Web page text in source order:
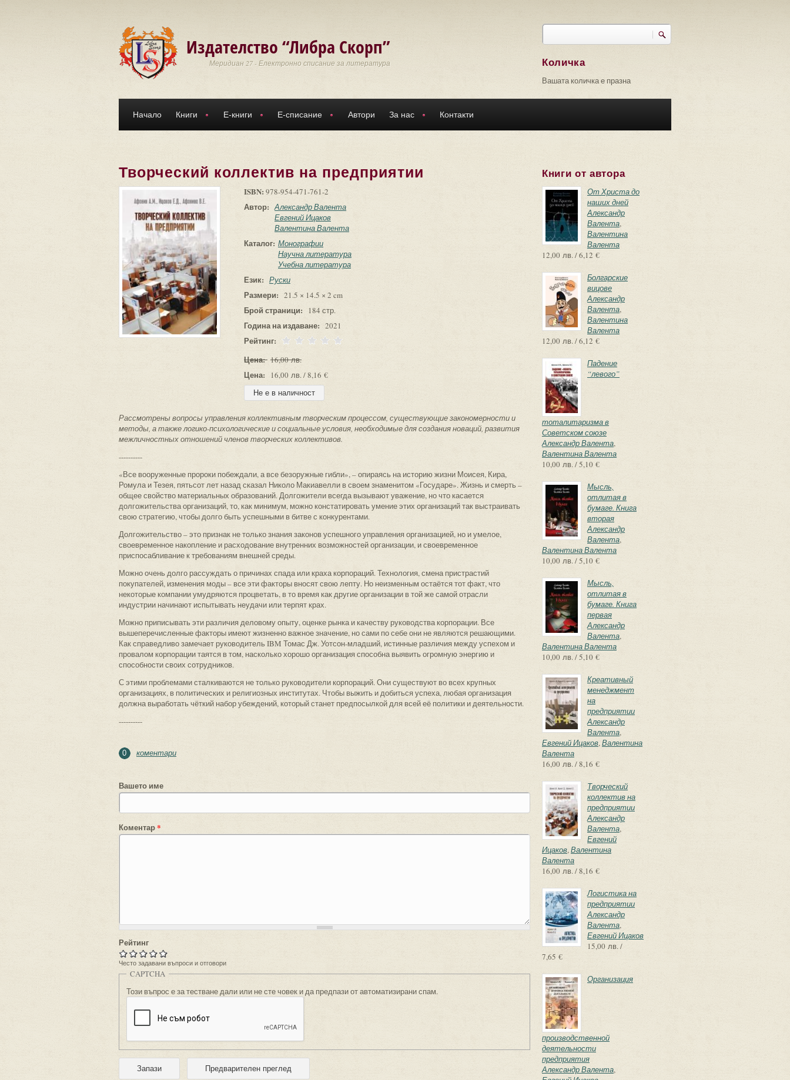
Издателство “Либра Скорп”
Меридиан 27 - Електронно списание за литература
Търси
Количка
Вашата количка е празна
Начало Книги Е-книги Е-списание Автори За нас Контакти
Творческий коллектив на предприятии
ISBN: 978-954-471-761-2
Автор: Александр Валента
Евгений Ицаков
Валентина Валента
Каталог: Монографии
Научна литература
Учебна литература
Език: Руски
Размери: 21.5 × 14.5 × 2 cm
Брой страници: 184 стр.
Година на издаване: 2021
Рейтинг:
Цена: 16,00 лв.
Цена: 16,00 лв. / 8,16 €
Рассмотрены вопросы управления коллективным творческим процессом, существующие закономерности и
методы, а также логико-психологические и социальные условия, необходимые для создания новаций, развития
межличностных отношений членов творческих коллективов.
----------
«Все вооруженные пророки побеждали, а все безоружные гибли», – опираясь на историю жизни Моисея, Кира,
Ромула и Тезея, пятьсот лет назад сказал Николо Макиавелли в своем знаменитом «Государе». Жизнь и смерть –
общее свойство материальных образований. Долгожители всегда вызывают уважение, но что касается
долгожительства организаций, то, как минимум, можно констатировать умение этих организаций так выстраивать
свою стратегию, чтобы долго быть успешными в битве с конкурентами.
Долгожительство – это признак не только знания законов успешного управления организацией, но и умелое,
своевременное накопление и расходование внутренних возможностей организации, и своевременное
приспосабливание к требованиям внешней среды.
Можно очень долго рассуждать о причинах спада или краха корпораций. Технология, смена пристрастий
покупателей, изменения моды – все эти факторы вносят свою лепту. Но неизменным остаётся тот факт, что
некоторые компании умудряются процветать, в то время как другие организации в той же самой отрасли
индустрии начинают испытывать неудачи или терпят крах.
Можно приписывать эти различия деловому опыту, оценке рынка и качеству руководства корпорации. Все
вышеперечисленные факторы имеют жизненно важное значение, но сами по себе они не являются решающими.
Как справедливо замечает руководитель IBM Томас Дж. Уотсон-младший, истинные различия между успехом и
провалом корпорации таятся в том, насколько хорошо организация способна выявить огромную энергию и
способности своих сотрудников.
С этими проблемами сталкиваются не только руководители корпораций. Они существуют во всех крупных
организациях, в политических и религиозных институтах. Чтобы выжить и добиться успеха, любая организация
должна выработать чёткий набор убеждений, который станет предпосылкой для всей её политики и деятельности.
----------
0 коментари
Вашето име
Коментар*
Рейтинг
Често задавани въпроси и отговори
CAPTCHA
Този въпрос е за тестване дали или не сте човек и да предпази от автоматизирани спам.
Книги от автора
От Христа до
наших дней
Александр
Валента,
Валентина
Валента
12,00 лв. / 6,12 €
Болгарские
вицове
Александр
Валента,
Валентина
Валента
12,00 лв. / 6,12 €
Падение
“левого”
тоталитаризма в
Советском союзе
Александр Валента,
Валентина Валента
10,00 лв. / 5,10 €
Мысль,
отлитая в
бумаге. Книга
вторая
Александр
Валента,
Валентина Валента
10,00 лв. / 5,10 €
Мысль,
отлитая в
бумаге. Книга
первая
Александр
Валента,
Валентина Валента
10,00 лв. / 5,10 €
Креативный
менеджмент
на
предприятии
Александр
Валента,
Евгений Ицаков,Валентина
Валента
16,00 лв. / 8,16 €
Творческий
коллектив на
предприятии
Александр
Валента,
Евгений
Ицаков,Валентина
Валента
16,00 лв. / 8,16 €
Логистика на
предприятии
Александр
Валента,
Евгений Ицаков
15,00 лв. /
7,65 €
Организация
производственной
деятельности
предприятия
Александр Валента,